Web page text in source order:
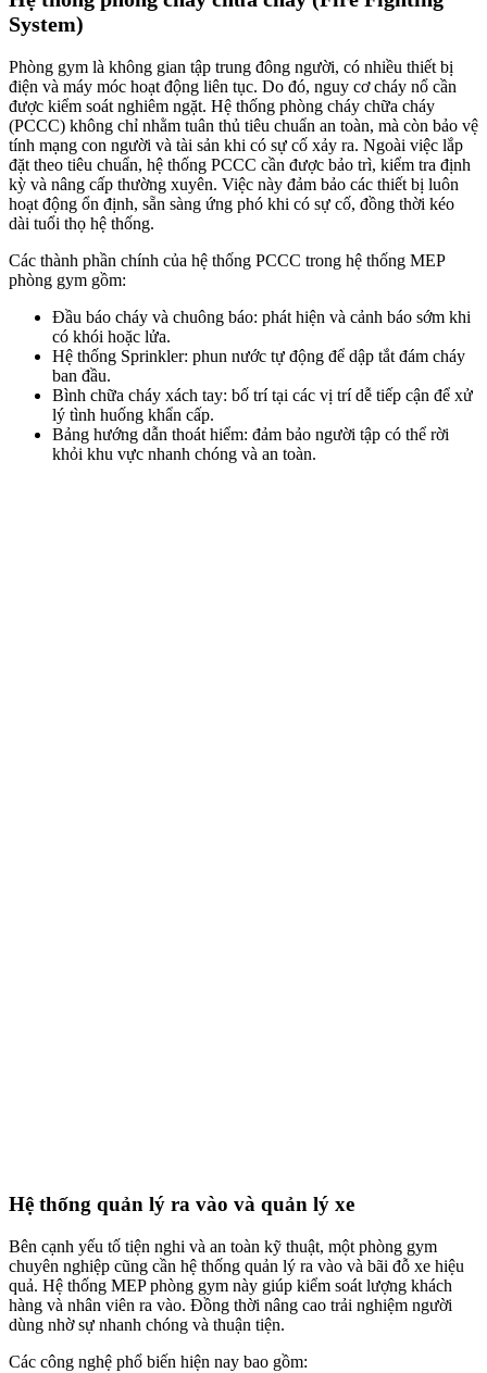
System)
Phòng gym là không gian tập trung đông người, có nhiều thiết bị
điện và máy móc hoạt động liên tục. Do đó, nguy cơ cháy nổ cần
được kiểm soát nghiêm ngặt. Hệ thống phòng cháy chữa cháy
(PCCC) không chỉ nhằm tuân thủ tiêu chuẩn an toàn, mà còn bảo vệ
tính mạng con người và tài sản khi có sự cố xảy ra. ​​Ngoài việc lắp
đặt theo tiêu chuẩn, hệ thống PCCC cần được bảo trì, kiểm tra định
kỳ và nâng cấp thường xuyên. Việc này đảm bảo các thiết bị luôn
hoạt động ổn định, sẵn sàng ứng phó khi có sự cố, đồng thời kéo
dài tuổi thọ hệ thống.
Các thành phần chính của hệ thống PCCC trong hệ thống MEP
phòng gym gồm:
Đầu báo cháy và chuông báo: phát hiện và cảnh báo sớm khi
có khói hoặc lửa.
Hệ thống Sprinkler: phun nước tự động để dập tắt đám cháy
ban đầu.
Bình chữa cháy xách tay: bố trí tại các vị trí dễ tiếp cận để xử
lý tình huống khẩn cấp.
Bảng hướng dẫn thoát hiểm: đảm bảo người tập có thể rời
khỏi khu vực nhanh chóng và an toàn.
Hệ thống quản lý ra vào và quản lý xe
Bên cạnh yếu tố tiện nghi và an toàn kỹ thuật, một phòng gym
chuyên nghiệp cũng cần hệ thống quản lý ra vào và bãi đỗ xe hiệu
quả. Hệ thống MEP phòng gym này giúp kiểm soát lượng khách
hàng và nhân viên ra vào. Đồng thời nâng cao trải nghiệm người
dùng nhờ sự nhanh chóng và thuận tiện.
Các công nghệ phổ biến hiện nay bao gồm: